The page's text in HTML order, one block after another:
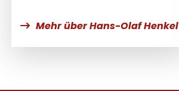
Mehr über Hans-Olaf Henkel